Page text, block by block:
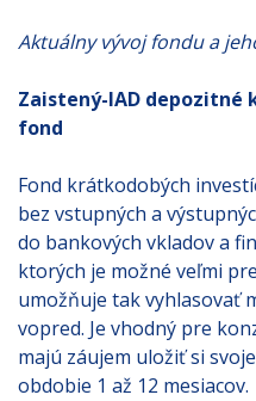
Aktuálny vývoj fondu a
Zaistený-IAD depozitné
fond
Fond krátkodobých
bez vstupných a
do bankových vkladov a
ktorých je možné veľmi
umožňuje tak vyhlasovať
vopred. Je vhodný pre
majú záujem uložiť si
obdobie 1 až 12 mesiacov.